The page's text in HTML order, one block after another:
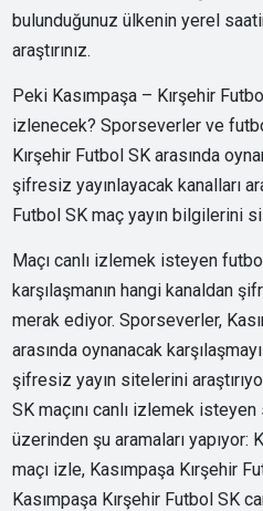
bulunduğunuz ülkenin yerel
araştırınız.
Peki Kasımpaşa – Kırşehir
izlenecek? Sporseverler ve
Kırşehir Futbol SK arasında
şifresiz yayınlayacak kanalları
Futbol SK maç yayın bilgilerini
Maçı canlı izlemek isteyen
karşılaşmanın hangi kanaldan
merak ediyor. Sporseverler,
arasında oynanacak
şifresiz yayın sitelerini
SK maçını canlı izlemek
üzerinden şu aramaları yapıyor:
maçı izle, Kasımpaşa Kırşehir
Kasımpaşa Kırşehir Futbol SK